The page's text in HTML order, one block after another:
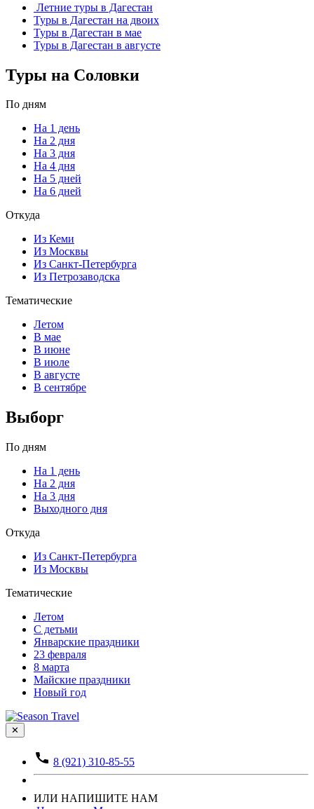
Летние туры в Дагестан
Туры в Дагестан на двоих
Туры в Дагестан в мае
Туры в Дагестан в августе
Туры на Соловки
По дням
На 1 день
На 2 дня
На 3 дня
На 4 дня
На 5 дней
На 6 дней
Откуда
Из Кеми
Из Москвы
Из Санкт-Петербурга
Из Петрозаводска
Тематические
Летом
В мае
В июне
В июле
В августе
В сентябре
Выборг
По дням
На 1 день
На 2 дня
На 3 дня
Выходного дня
Откуда
Из Санкт-Петербурга
Из Москвы
Тематические
Летом
С детьми
Январские праздники
23 февраля
8 марта
Майские праздники
Новый год
✕
8 (921) 310-85-55
ИЛИ НАПИШИТЕ НАМ